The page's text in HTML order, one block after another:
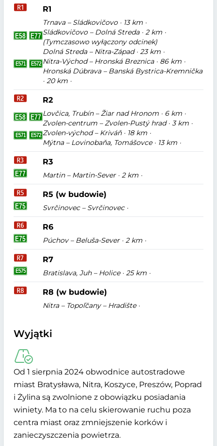
R1
Trnava – Sládkovičovo · 13 km ·
Sládkovičovo – Dolná Streda · 2 km ·
(Tymczasowo wyłączony odcinek)
Dolná Streda – Nitra-Západ · 23 km ·
Nitra-Východ – Hronská Breznica · 86 km ·
Hronská Dúbrava – Banská Bystrica-Kremnička
· 20 km ·
R2
Lovčica, Trubín – Žiar nad Hronom · 6 km ·
Zvolen-centrum – Zvolen-Pustý hrad · 3 km ·
Zvolen-východ – Kriváň · 18 km ·
Mýtna – Lovinobaňa, Tomášovce · 13 km ·
R3
Martin – Martin-Sever · 2 km ·
R5 (w budowie)
Svrčinovec – Svrčinovec ·
R6
Púchov – Beluša-Sever · 2 km ·
R7
Bratislava, Juh – Holice · 25 km ·
R8 (w budowie)
Nitra – Topoľčany – Hradište ·
Wyjątki
Od 1 sierpnia 2024 obwodnice autostradowe
miast Bratysława, Nitra, Koszyce, Preszów, Poprad
i Żylina są zwolnione z obowiązku posiadania
winiety. Ma to na celu skierowanie ruchu poza
centra miast oraz zmniejszenie korków i
zanieczyszczenia powietrza.